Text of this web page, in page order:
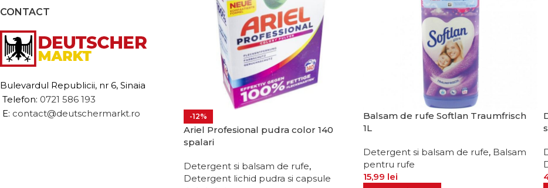
CONTACT
Bulevardul Republicii, nr 6, Sinaia
Telefon: 0721 586 193
E: contact@deutschermarkt.ro -12%
Ariel Profesional pudra color 140
spalari
Detergent si balsam de rufe,
Detergent lichid pudra si capsule
Balsam de rufe Softlan Traumfrisch
1L
Detergent si balsam de rufe, Balsam
pentru rufe
15,99 lei